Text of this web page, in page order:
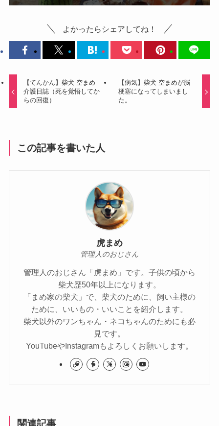
よかったらシェアしてね！
【てんかん】柴犬 空まめ
介護日誌（死を覚悟してか
らの回復）
【病気】柴犬 空まめが脳
梗塞になってしまいまし
た。
この記事を書いた人
虎まめ
管理人のおじさん
管理人のおじさん「虎まめ」です。子供の頃から
柴犬歴50年以上になります。
「まめ家の柴犬」で、柴犬のために、飼い主様の
ために、いいもの・いいことを紹介します。
柴犬以外のワンちゃん・ネコちゃんのためにも必
見です。
YouTubeやInstagramもよろしくお願いします。
関連記事